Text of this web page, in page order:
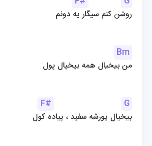
روشن کنم سیگار یه دونم
Bm
من بیخیال همه بیخیال پول
F#
G
بیخیال پورشه سفید ، پیاده کول